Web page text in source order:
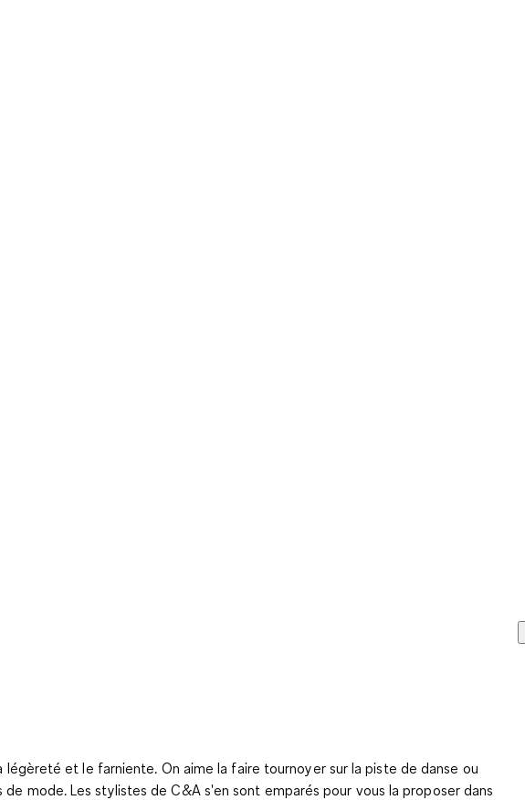
et le farniente. On aime la faire tournoyer sur la piste de danse ou
mode. Les stylistes de C&A s'en sont emparés pour vous la proposer dans